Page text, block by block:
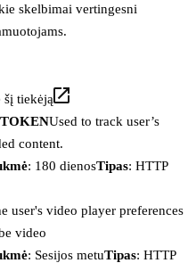
skelbimai vertingesni
šį tiekėją
Used to track user’s
content.
: 180 dienosTipas: HTTP
user's video player preferences
video
: Sesijos metuTipas: HTTP